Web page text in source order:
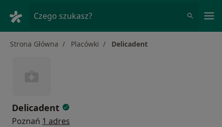
Czego szukasz?
Strona Główna Placówki Delicadent
Delicadent
Poznań 1 adres